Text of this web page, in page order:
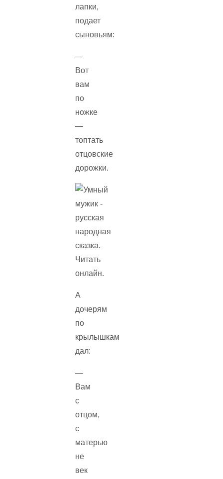
лапки,
подает
сыновьям:
—
Вот
вам
по
ножке
—
топтать
отцовские
дорожки.
А
дочерям
по
крылышкам
дал:
—
Вам
с
отцом,
с
матерью
не
век